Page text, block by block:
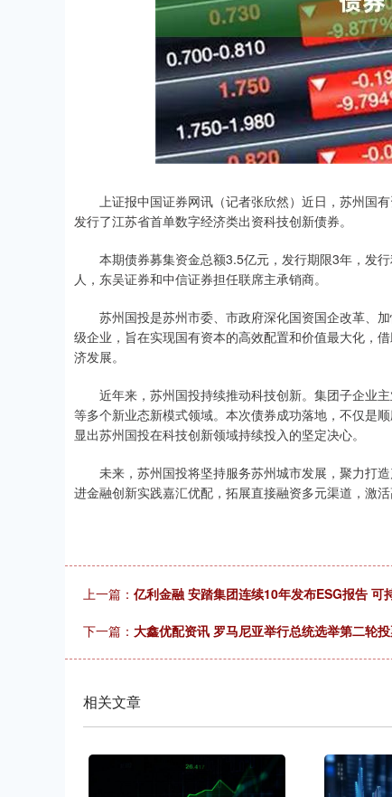
上证报中国证券网讯（记者张欣然）近日，苏州国有
发行了江苏省首单数字经济类出资科技创新债券。
本期债券募集资金总额3.5亿元，发行期限3年，发行
人，东吴证券和中信证券担任联席主承销商。
苏州国投是苏州市委、市政府深化国资国企改革、加
级企业，旨在实现国有资本的高效配置和价值最大化，
济发展。
近年来，苏州国投持续推动科技创新。集团子企业主
等多个新业态新模式领域。本次债券成功落地，不仅是
显出苏州国投在科技创新领域持续投入的坚定决心。
未来，苏州国投将坚持服务苏州城市发展，聚力打造
进金融创新实践嘉汇优配，拓展直接融资多元渠道，激
上一篇： 亿利金融 安踏集团连续10年发布ESG报告 可
下一篇： 大鑫优配资讯 罗马尼亚举行总统选举第二轮
相关文章
深证成指 14311.01 200.89